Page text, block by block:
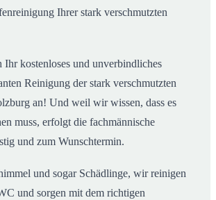
Ihrer stark verschmutzten
Ihr kostenloses und unverbindliches
Reinigung der stark verschmutzten
an! Und weil wir wissen, dass es
muss, erfolgt die fachmännische
und zum Wunschtermin.
und sogar Schädlinge, wir reinigen
und sorgen mit dem richtigen